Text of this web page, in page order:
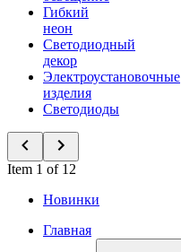
Гибкий
неон
Светодиодный
декор
Электроустановочные
изделия
Светодиоды
Item 1 of 12
Новинки
Главная